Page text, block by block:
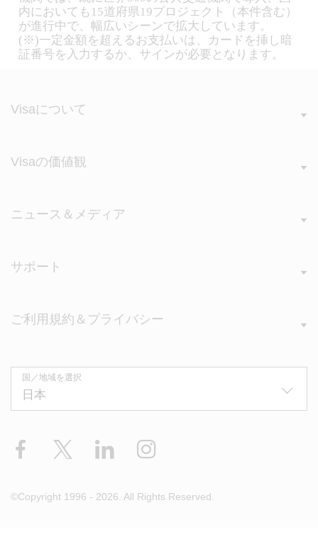
内においても15道府県19プロジェクト（本件含む）
が進行中で、幅広いシーンで拡大しています。
(※)一定金額を超えるお支払いは、カードを挿し暗
証番号を入力するか、サインが必要となります。
Visaについて
Visaの価値観
ニュース＆メディア
サポート
ご利用規約＆プライバシー
国／地域を選択
Facebook LinkedIn
©Copyright 1996 - 2026. All Rights Reserved.